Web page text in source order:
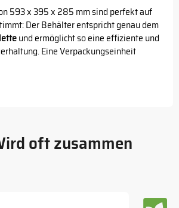
593 x 395 x 285 mm sind perfekt auf
Der Behälter entspricht genau dem
und ermöglicht so eine effiziente und
Eine Verpackungseinheit
oft zusammen